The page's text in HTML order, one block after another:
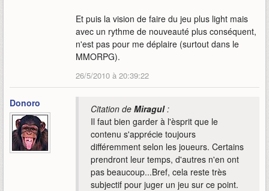
Et puis la vision de faire du jeu plus light mais
avec un rythme de nouveauté plus conséquent,
n'est pas pour me déplaire (surtout dans le
MMORPG).
26/5/2010 à 20:39:22
Donoro Citation de Miragul:
Il faut bien garder à l'èsprit que le
contenu s'apprécie toujours
différemment selon les joueurs. Certains
prendront leur temps, d'autres n'en ont
pas beaucoup...Bref, cela reste très
subjectif pour juger un jeu sur ce point.